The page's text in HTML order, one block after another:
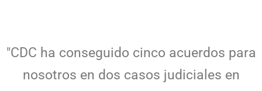
"CDC ha conseguido cinco acuerdos para
nosotros en dos casos judiciales en